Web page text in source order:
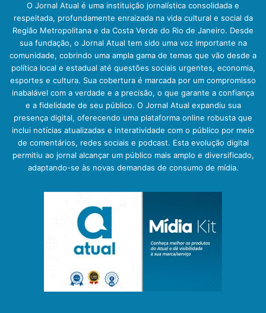
O Jornal Atual é uma instituição jornalística consolidada e
respeitada, profundamente enraizada na vida cultural e social da
Região Metropolitana e da Costa Verde do Rio de Janeiro. Desde
sua fundação, o Jornal Atual tem sido uma voz importante na
comunidade, cobrindo uma ampla gama de temas que vão desde a
política local e estadual até questões sociais urgentes, economia,
esportes e cultura. Sua cobertura é marcada por um compromisso
inabalável com a verdade e a precisão, o que garante a confiança
e a fidelidade de seu público. O Jornal Atual expandiu sua
presença digital, oferecendo uma plataforma online robusta que
inclui notícias atualizadas e interatividade com o público por meio
de comentários, redes sociais e podcast. Esta evolução digital
permitiu ao jornal alcançar um público mais amplo e diversificado,
adaptando-se às novas demandas de consumo de mídia.